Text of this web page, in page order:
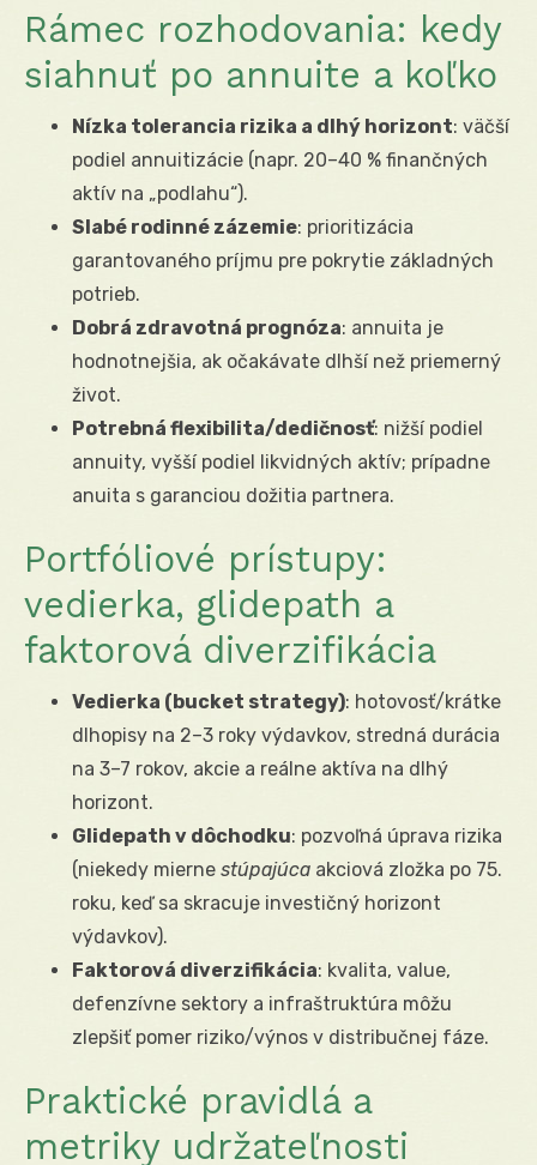
Rámec rozhodovania: kedy
siahnuť po annuite a koľko
Nízka tolerancia rizika a dlhý horizont: väčší
podiel annuitizácie (napr. 20–40 % finančných
aktív na „podlahu“).
Slabé rodinné zázemie: prioritizácia
garantovaného príjmu pre pokrytie základných
potrieb.
Dobrá zdravotná prognóza: annuita je
hodnotnejšia, ak očakávate dlhší než priemerný
život.
Potrebná flexibilita/dedičnosť: nižší podiel
annuity, vyšší podiel likvidných aktív; prípadne
anuita s garanciou dožitia partnera.
Portfóliové prístupy:
vedierka, glidepath a
faktorová diverzifikácia
Vedierka (bucket strategy): hotovosť/krátke
dlhopisy na 2–3 roky výdavkov, stredná durácia
na 3–7 rokov, akcie a reálne aktíva na dlhý
horizont.
Glidepath v dôchodku: pozvoľná úprava rizika
(niekedy mierne stúpajúca akciová zložka po 75.
roku, keď sa skracuje investičný horizont
výdavkov).
Faktorová diverzifikácia: kvalita, value,
defenzívne sektory a infraštruktúra môžu
zlepšiť pomer riziko/výnos v distribučnej fáze.
Praktické pravidlá a
metriky udržateľnosti